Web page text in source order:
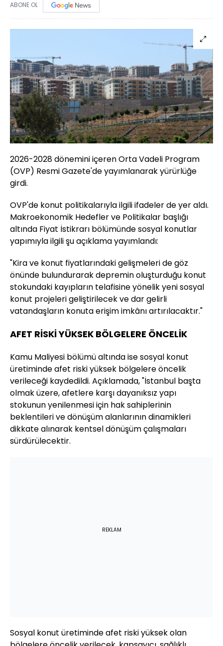
ABONE OL
2026-2028 dönemini içeren Orta Vadeli Program
(OVP) Resmi Gazete'de yayımlanarak yürürlüğe
girdi.
OVP'de konut politikalarıyla ilgili ifadeler de yer aldı.
Makroekonomik Hedefler ve Politikalar başlığı
altında Fiyat İstikrarı bölümünde sosyal konutlar
yapımıyla ilgili şu açıklama yayımlandı:
"Kira ve konut fiyatlarındaki gelişmeleri de göz
önünde bulundurarak depremin oluşturduğu konut
stokundaki kayıpların telafisine yönelik yeni sosyal
konut projeleri geliştirilecek ve dar gelirli
vatandaşların konuta erişim imkânı artırılacaktır."
AFET RİSKİ YÜKSEK BÖLGELERE ÖNCELİK
Kamu Maliyesi bölümü altında ise sosyal konut
üretiminde afet riski yüksek bölgelere öncelik
verileceği kaydedildi. Açıklamada, "İstanbul başta
olmak üzere, afetlere karşı dayanıksız yapı
stokunun yenilenmesi için hak sahiplerinin
beklentileri ve dönüşüm alanlarının dinamikleri
dikkate alınarak kentsel dönüşüm çalışmaları
sürdürülecektir.
REKLAM
Sosyal konut üretiminde afet riski yüksek olan